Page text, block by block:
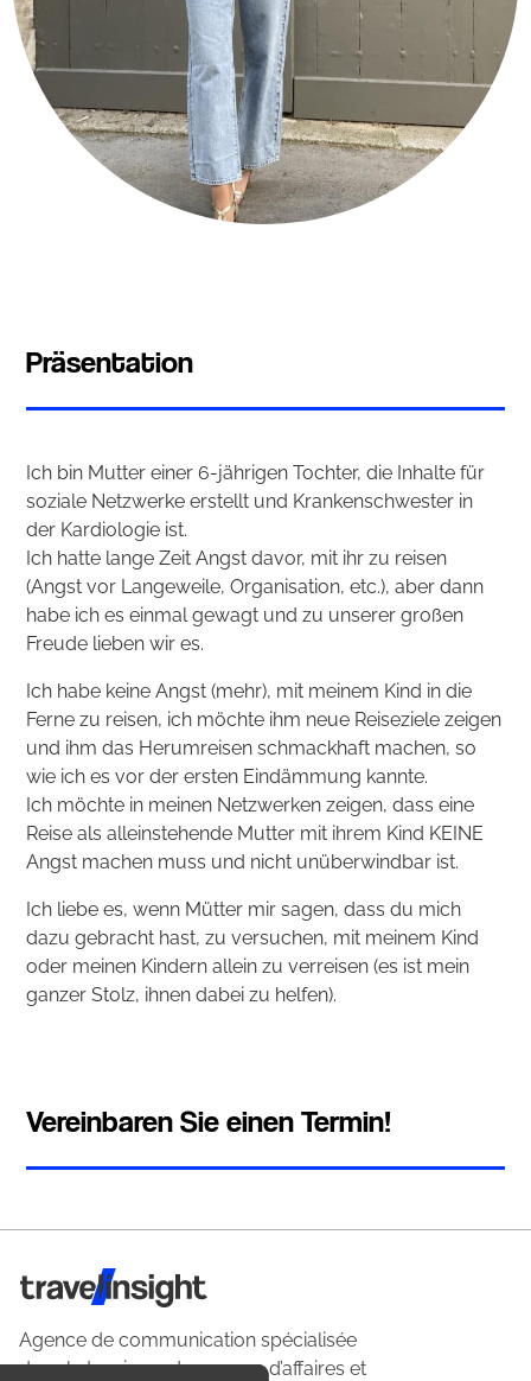
Präsentation
Ich bin Mutter einer 6-jährigen Tochter, die Inhalte für
soziale Netzwerke erstellt und Krankenschwester in
der Kardiologie ist.
Ich hatte lange Zeit Angst davor, mit ihr zu reisen
(Angst vor Langeweile, Organisation, etc.), aber dann
habe ich es einmal gewagt und zu unserer großen
Freude lieben wir es.
Ich habe keine Angst (mehr), mit meinem Kind in die
Ferne zu reisen, ich möchte ihm neue Reiseziele zeigen
und ihm das Herumreisen schmackhaft machen, so
wie ich es vor der ersten Eindämmung kannte.
Ich möchte in meinen Netzwerken zeigen, dass eine
Reise als alleinstehende Mutter mit ihrem Kind KEINE
Angst machen muss und nicht unüberwindbar ist.
Ich liebe es, wenn Mütter mir sagen, dass du mich
dazu gebracht hast, zu versuchen, mit meinem Kind
oder meinen Kindern allein zu verreisen (es ist mein
ganzer Stolz, ihnen dabei zu helfen).
Vereinbaren Sie einen Termin!
Travel Insight
Agence de communication spécialisée
dans le tourisme du voyage d’affaires et